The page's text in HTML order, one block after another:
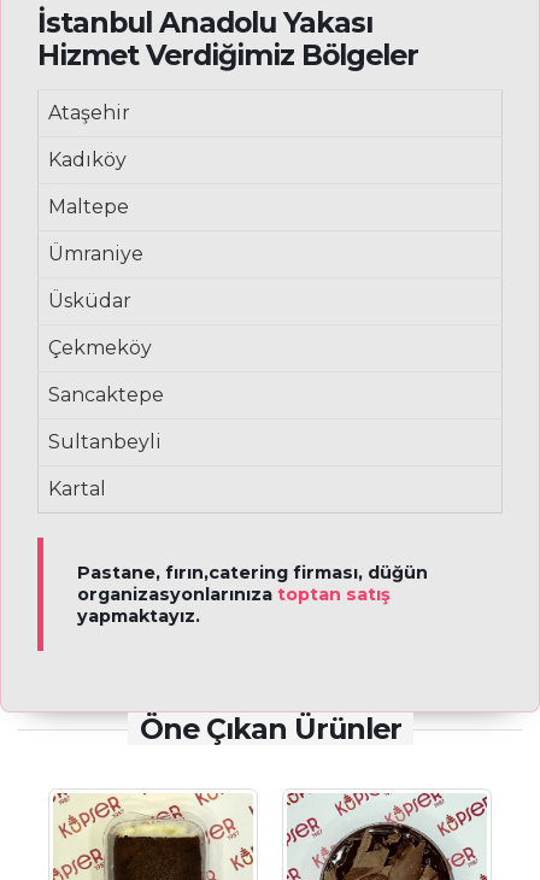
İstanbul Anadolu Yakası
Hizmet Verdiğimiz Bölgeler
Ataşehir
Kadıköy
Maltepe
Ümraniye
Üsküdar
Çekmeköy
Sancaktepe
Sultanbeyli
Kartal
Pastane, fırın,catering firması, düğün
organizasyonlarınıza toptan satış
yapmaktayız.
Öne Çıkan Ürünler